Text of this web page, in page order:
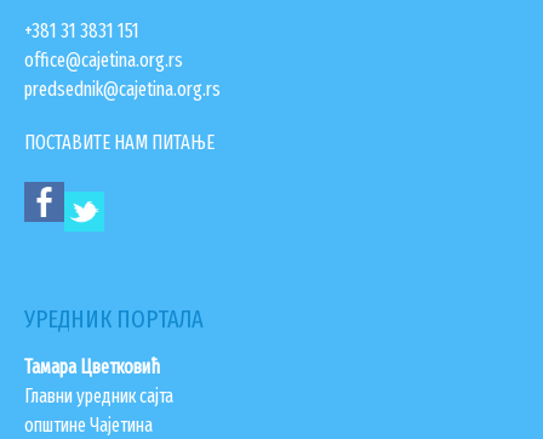
SEARCH FORM
ПРЕТРАЖИ
+381 31 3831 151
office@cajetina.org.rs
predsednik@cajetina.org.rs
ПОСТАВИТЕ НАМ ПИТАЊЕ
УРЕДНИК ПОРТАЛА
Тамара Цветковић
Главни уредник сајта
општине Чајетина